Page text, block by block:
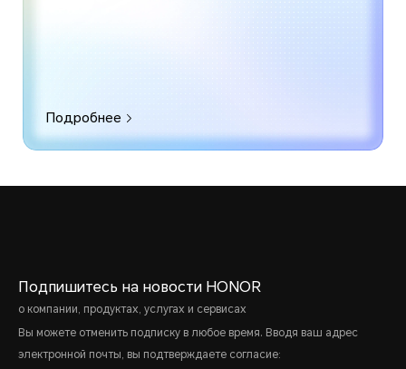
Подробнее
Подпишитесь на новости HONOR
о компании, продуктах, услугах и сервисах
Вы можете отменить подписку в любое время. Вводя ваш адрес
электронной почты, вы подтверждаете согласие: